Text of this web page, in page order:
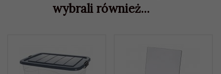
wybrali również...